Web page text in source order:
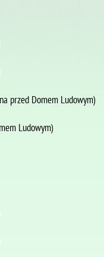
przed Domem Ludowym)
Ludowym)